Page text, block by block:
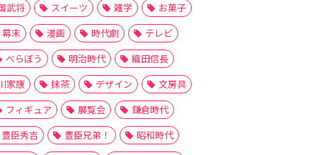
武将
スイーツ 雑学
お菓子
幕末
漫画 時代劇
テレビ
べらぼう
明治時代
織田信長
家康
抹茶 デザイン
文房具
フィギュア
展覧会
鎌倉時代
豊臣秀吉
豊臣兄弟！
昭和時代